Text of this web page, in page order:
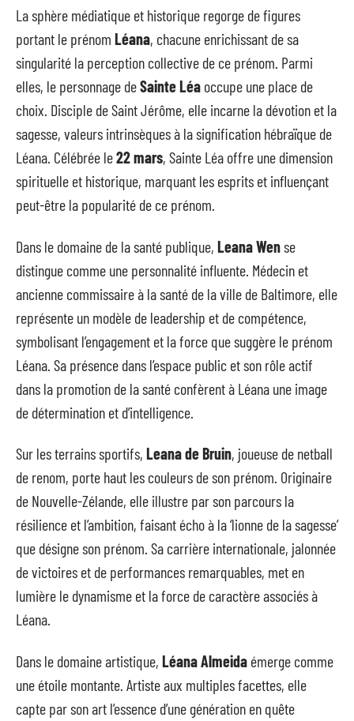
La sphère médiatique et historique regorge de figures
portant le prénom Léana, chacune enrichissant de sa
singularité la perception collective de ce prénom. Parmi
elles, le personnage deSainte Léa occupe une place de
choix. Disciple de Saint Jérôme, elle incarne la dévotion et la
sagesse, valeurs intrinsèques à la signification hébraïque de
Léana. Célébrée le22 mars, Sainte Léa offre une dimension
spirituelle et historique, marquant les esprits et influençant
peut-être la popularité de ce prénom.
Dans le domaine de la santé publique, Leana Wense
distingue comme une personnalité influente. Médecin et
ancienne commissaire à la santé de la ville de Baltimore, elle
représente un modèle de leadership et de compétence,
symbolisant l’engagement et la force que suggère le prénom
Léana. Sa présence dans l’espace public et son rôle actif
dans la promotion de la santé confèrent à Léana une image
de détermination et d’intelligence.
Sur les terrains sportifs, Leana de Bruin, joueuse de netball
de renom, porte haut les couleurs de son prénom. Originaire
de Nouvelle-Zélande, elle illustre par son parcours la
résilience et l’ambition, faisant écho à la ‘lionne de la sagesse’
que désigne son prénom. Sa carrière internationale, jalonnée
de victoires et de performances remarquables, met en
lumière le dynamisme et la force de caractère associés à
Léana.
Dans le domaine artistique, Léana Almeida émerge comme
une étoile montante. Artiste aux multiples facettes, elle
capte par son art l’essence d’une génération en quête